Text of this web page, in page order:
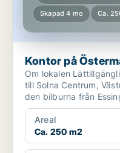
Skapad 4 mo Ca.
Kontor på
Om lokalen Lättillgänglig lokal i markplan med närhet
till Solna Centrum,
Areal
Ca. 250 m2